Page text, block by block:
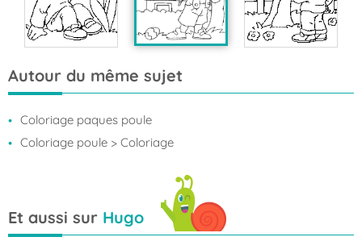
Autour du même sujet
Coloriage paques poule
Coloriage poule > Coloriage
Et aussi sur Hugo